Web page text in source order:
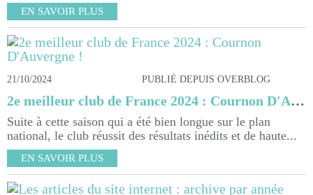
EN SAVOIR PLUS
21/10/2024 PUBLIÉ DEPUIS OVERBLOG
2e meilleur club de France 2024 : Cournon D'Auvergne !
Suite à cette saison qui a été bien longue sur le plan
national, le club réussit des résultats inédits et de haute...
EN SAVOIR PLUS